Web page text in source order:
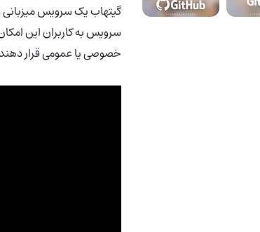
گیتهاب یک سرویس
سرویس به کاربران این
خصوصی یا عمومی قرار